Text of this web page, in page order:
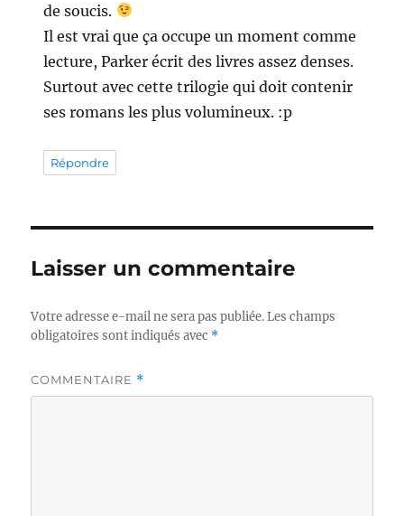
de soucis.
Il est vrai que ça occupe un moment comme
lecture, Parker écrit des livres assez denses.
Surtout avec cette trilogie qui doit contenir
ses romans les plus volumineux. :p
Répondre
Laisser un commentaire
Votre adresse e-mail ne sera pas publiée. Les champs
obligatoires sont indiqués avec *
COMMENTAIRE *